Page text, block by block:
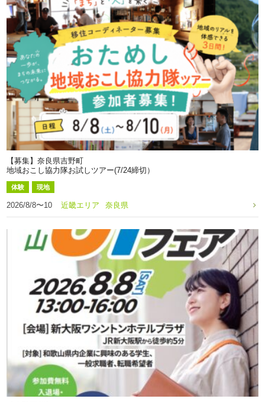
【募集】奈良県吉野町
地域おこし協力隊お試しツアー(7/24締切）
体験 現地
2026/8/8〜10 近畿エリア 奈良県